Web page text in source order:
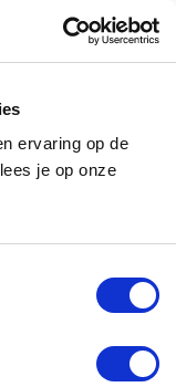
ervaring op de
je op onze